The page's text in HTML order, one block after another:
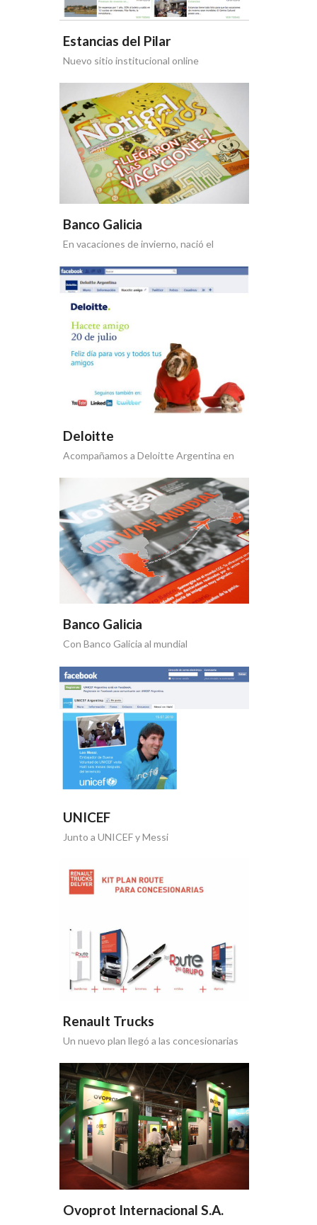
Estancias del Pilar
Nuevo sitio institucional online
Banco Galicia
En vacaciones de invierno, nació el
Deloitte
Acompañamos a Deloitte Argentina en
Banco Galicia
Con Banco Galicia al mundial
UNICEF
Junto a UNICEF y Messi
Renault Trucks
Un nuevo plan llegó a las concesionarias
Ovoprot Internacional S.A.